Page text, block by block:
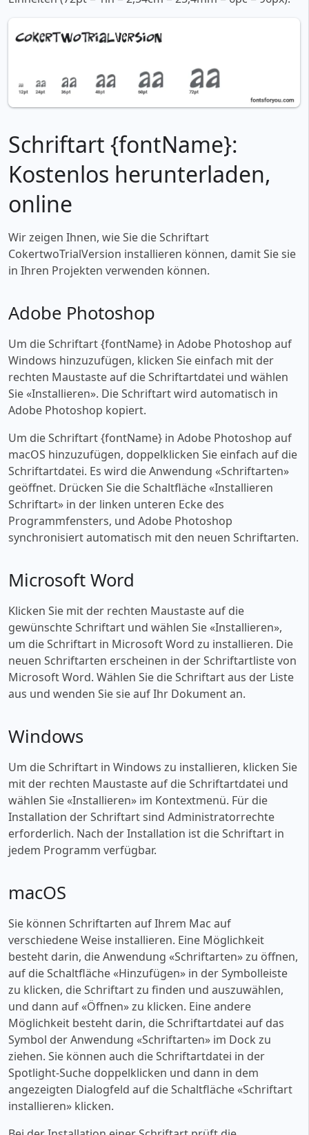
Schriftart {fontName}:
Kostenlos herunterladen,
online
Wir zeigen Ihnen, wie Sie die Schriftart
CokertwoTrialVersion installieren können, damit Sie sie
in Ihren Projekten verwenden können.
Adobe Photoshop
Um die Schriftart {fontName} in Adobe Photoshop auf
Windows hinzuzufügen, klicken Sie einfach mit der
rechten Maustaste auf die Schriftartdatei und wählen
Sie «‎Installieren». Die Schriftart wird automatisch in
Adobe Photoshop kopiert.
Um die Schriftart {fontName} in Adobe Photoshop auf
macOS hinzuzufügen, doppelklicken Sie einfach auf die
Schriftartdatei. Es wird die Anwendung «‎Schriftarten»
geöffnet. Drücken Sie die Schaltfläche «‎Installieren
Schriftart» in der linken unteren Ecke des
Programmfensters, und Adobe Photoshop
synchronisiert automatisch mit den neuen Schriftarten.
Microsoft Word
Klicken Sie mit der rechten Maustaste auf die
gewünschte Schriftart und wählen Sie «‎Installieren»,
um die Schriftart in Microsoft Word zu installieren. Die
neuen Schriftarten erscheinen in der Schriftartliste von
Microsoft Word. Wählen Sie die Schriftart aus der Liste
aus und wenden Sie sie auf Ihr Dokument an.
Windows
Um die Schriftart in Windows zu installieren, klicken Sie
mit der rechten Maustaste auf die Schriftartdatei und
wählen Sie «‎Installieren» im Kontextmenü. Für die
Installation der Schriftart sind Administratorrechte
erforderlich. Nach der Installation ist die Schriftart in
jedem Programm verfügbar.
macOS
Sie können Schriftarten auf Ihrem Mac auf
verschiedene Weise installieren. Eine Möglichkeit
besteht darin, die Anwendung «‎Schriftarten» zu öffnen,
auf die Schaltfläche «‎Hinzufügen» in der Symbolleiste
zu klicken, die Schriftart zu finden und auszuwählen,
und dann auf «‎Öffnen» zu klicken. Eine andere
Möglichkeit besteht darin, die Schriftartdatei auf das
Symbol der Anwendung «‎Schriftarten» im Dock zu
ziehen. Sie können auch die Schriftartdatei in der
Spotlight-Suche doppelklicken und dann in dem
angezeigten Dialogfeld auf die Schaltfläche «‎Schriftart
installieren» klicken.